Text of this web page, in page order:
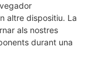
altre dispositiu. La
als nostres
durant una